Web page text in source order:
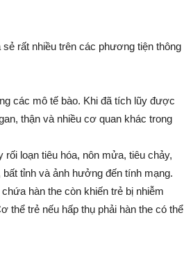
rất nhiều trên các phương tiện thông
các mô tế bào. Khi đã tích lũy được
thận và nhiều cơ quan khác trong
loạn tiêu hóa, nôn mửa, tiêu chảy,
tỉnh và ảnh hưởng đến tính mạng.
hàn the còn khiến trẻ bị nhiễm
thể trẻ nếu hấp thụ phải hàn the có thể